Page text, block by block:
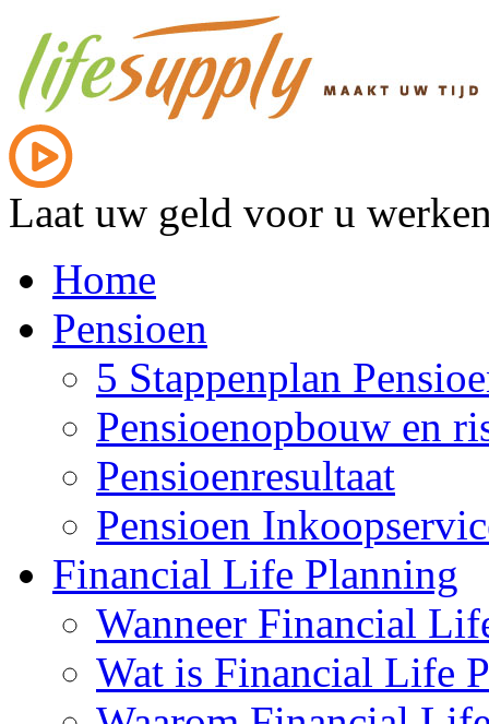
Laat uw geld voor u
Home
Pensioen
5 Stappenplan
Pensioenopbouw en
Pensioenresultaat
Pensioen
Financial Life Planning
Wanneer Financial
Wat is Financial Life